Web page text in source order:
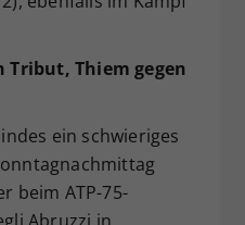
Tribut, Thiem gegen
ein schwieriges
beim ATP-75-